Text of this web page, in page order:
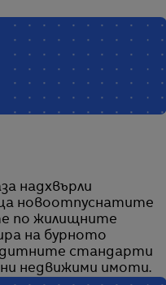
надхвърли
новоотпуснатите
по жилищните
на бурното
стандарти
недвижими имоти.